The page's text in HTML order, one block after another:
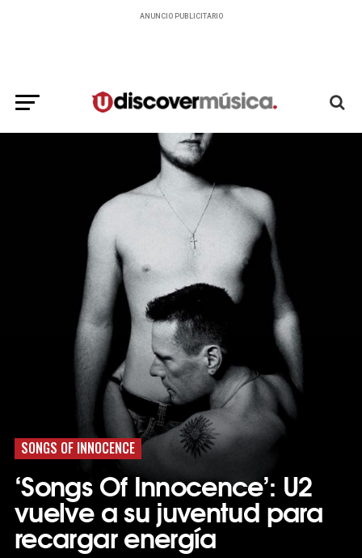
ANUNCIO PUBLICITARIO
SONGS OF INNOCENCE
‘Songs Of Innocence’: U2
vuelve a su juventud para
recargar energía